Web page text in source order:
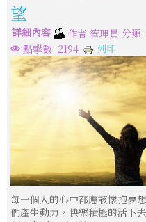
望
詳細內容 作者 管理員 分類:
點擊數: 2194
列印
每一個人的心中都應該懷抱夢
們產生動力，快樂積極的活下